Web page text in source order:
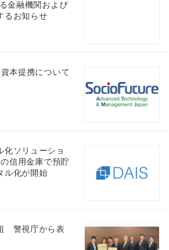
金融機関および
るお知らせ
本提携について
化ソリューショ
信用金庫で預貯
ル化が開始
警視庁から表